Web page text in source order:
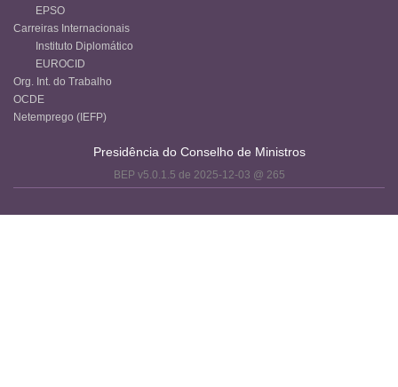
EPSO
Carreiras Internacionais
Instituto Diplomático
EUROCID
Org. Int. do Trabalho
OCDE
Netemprego (IEFP)
Presidência do Conselho de Ministros
BEP v5.0.1.5 de 2025-12-03 @ 265